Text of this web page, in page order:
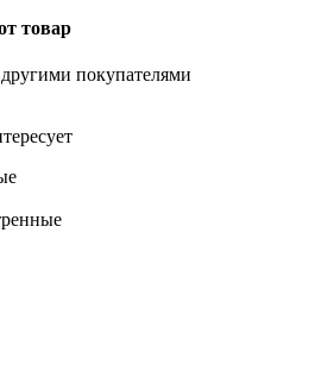
товар
покупателями